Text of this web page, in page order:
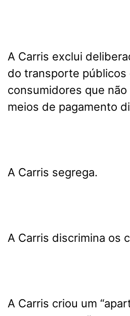
A Carris exclui
do transporte públicos
consumidores que
meios de pagamento
A Carris segrega.
A Carris discrimina os
A Carris criou um